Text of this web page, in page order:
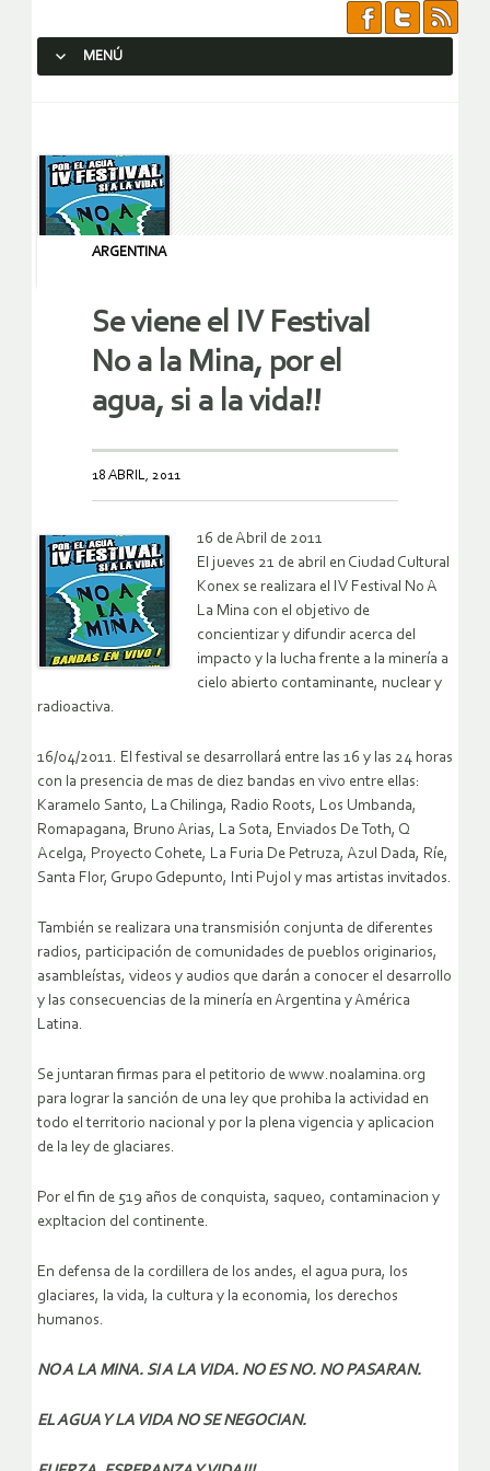
MENÚ
ARGENTINA
Se viene el IV Festival
No a la Mina, por el
agua, si a la vida!!
18 ABRIL, 2011
16 de Abril de 2011
El jueves 21 de abril en Ciudad Cultural
Konex se realizara el IV Festival No A
La Mina con el objetivo de
concientizar y difundir acerca del
impacto y la lucha frente a la minería a
cielo abierto contaminante, nuclear y
radioactiva.
16/04/2011. El festival se desarrollará entre las 16 y las 24 horas
con la presencia de mas de diez bandas en vivo entre ellas:
Karamelo Santo, La Chilinga, Radio Roots, Los Umbanda,
Romapagana, Bruno Arias, La Sota, Enviados De Toth, Q
Acelga, Proyecto Cohete, La Furia De Petruza, Azul Dada, Ríe,
Santa Flor, Grupo Gdepunto, Inti Pujol y mas artistas invitados.
También se realizara una transmisión conjunta de diferentes
radios, participación de comunidades de pueblos originarios,
asambleístas, videos y audios que darán a conocer el desarrollo
y las consecuencias de la minería en Argentina y América
Latina.
Se juntaran firmas para el petitorio de www.noalamina.org
para lograr la sanción de una ley que prohiba la actividad en
todo el territorio nacional y por la plena vigencia y aplicacion
de la ley de glaciares.
Por el fin de 519 años de conquista, saqueo, contaminacion y
expltacion del continente.
En defensa de la cordillera de los andes, el agua pura, los
glaciares, la vida, la cultura y la economia, los derechos
humanos.
NO A LA MINA. SI A LA VIDA. NO ES NO. NO PASARAN.
EL AGUA Y LA VIDA NO SE NEGOCIAN.